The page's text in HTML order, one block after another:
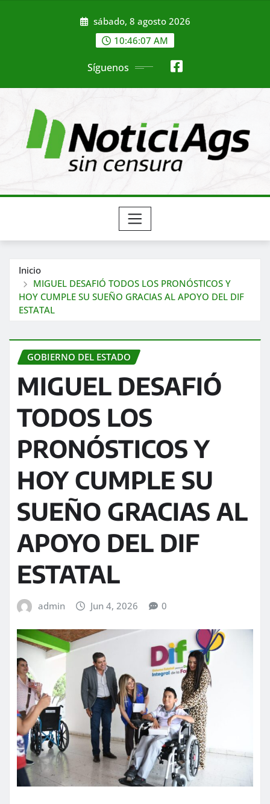
sábado, 8 agosto 2026
10:46:09 AM
Síguenos
Inicio
MIGUEL DESAFIÓ TODOS LOS PRONÓSTICOS Y
HOY CUMPLE SU SUEÑO GRACIAS AL APOYO DEL DIF
ESTATAL
GOBIERNO DEL ESTADO
MIGUEL DESAFIÓ
TODOS LOS
PRONÓSTICOS Y
HOY CUMPLE SU
SUEÑO GRACIAS AL
APOYO DEL DIF
ESTATAL
admin Jun 4, 2026 0